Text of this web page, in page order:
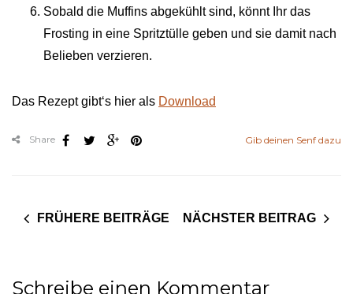
Sobald die Muffins abgekühlt sind, könnt Ihr das
Frosting in eine Spritztülle geben und sie damit nach
Belieben verzieren.
Das Rezept gibt‘s hier als Download
Gib deinen Senf dazu
Share
FRÜHERE BEITRÄGE NÄCHSTER BEITRAG
Schreibe einen Kommentar